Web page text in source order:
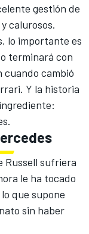
gestión de
calurosos.
lo importante es
terminará con
cuando cambió
Y la historia
Russell sufriera
le ha tocado
que supone
sin haber